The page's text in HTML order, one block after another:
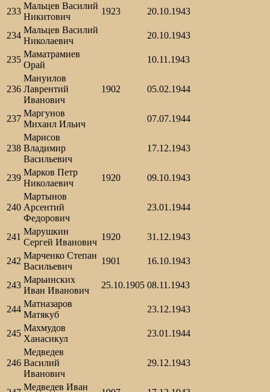
233
Мальцев Василий
Никитович
1923 20.10.1943
234
Мальцев Василий
Николаевич
20.10.1943
235
Маматрамиев
Орай
10.11.1943
236
Мануилов
Лаврентий
Иванович
1902 05.02.1944
237
Маргунов
Михаил Ильич
07.07.1944
238
Марисов
Владимир
Васильевич
17.12.1943
239
Марков Петр
Николаевич
1920 09.10.1943
240
Мартынов
Арсентий
Федорович
23.01.1944
241
Марушкин
Сергей Иванович
1920 31.12.1943
242
Марченко Степан
Васильевич
1901 16.10.1943
243
Марьинских
Иван Иванович
25.10.1905 08.11.1943
244
Матназаров
Матякуб
23.12.1943
245
Махмудов
Ханасикул
23.01.1944
246
Медведев
Василий
Иванович
29.12.1943
Медведев Иван